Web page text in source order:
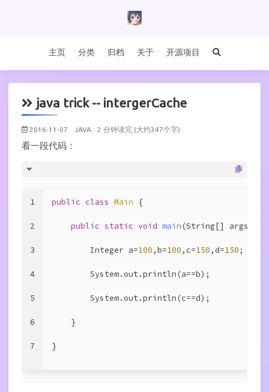
主页 分类 归档 关于 开源项目
java trick -- intergerCache
2016-11-07 JAVA 2 分钟读完 (大约347个字)
看一段代码：
1
2
3
4
5
6
7
public class Main {
public static void main (String[] args)
        Integer a=
100,b=100,c=150,d=150 ;
        System.out.println(a==b);
        System.out.println(c==d);
    }
}